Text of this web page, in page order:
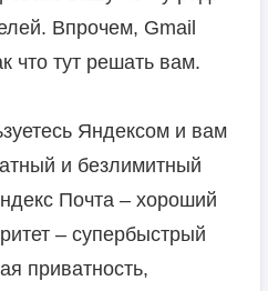
Впрочем, Gmail
что тут решать вам.
Яндексом и вам
и безлимитный
Почта – хороший
– супербыстрый
приватность,